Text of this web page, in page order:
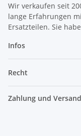
Wir verkaufen seit
lange Erfahrungen
Ersatzteilen. Sie
Infos
Recht
Zahlung und Versand